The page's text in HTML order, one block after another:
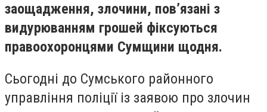
заощадження, злочини, пов’язані з
видурюванням грошей фіксуються
правоохоронцями Сумщини щодня.
Сьогодні до Сумського районного
управління поліції із заявою про злочин